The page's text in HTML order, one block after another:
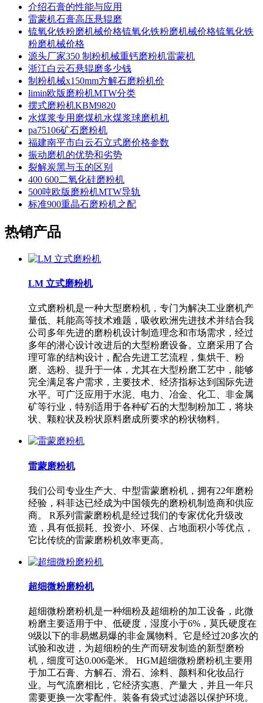
介绍石膏的性能与应用
雷蒙机石膏高压悬辊磨
锍氧化铁粉磨机械价格锍氧化铁粉磨机械价格锍氧化铁
粉磨机械价格
源头厂家350 制粉机械重钙磨粉机雷蒙机
浙江白云石悬辊磨多少钱
制粉机械x150mm方解石磨粉机价
limin欧版磨粉机MTW分类
摆式磨粉机KBM9820
水煤浆专用磨煤机水煤浆球磨机机
pa75106矿石磨粉机
福建南平市白云石立式磨价格参数
振动磨机的优势和劣势
裂解炭黑与玉的区别
400 600二氧化硅磨粉机
500吨欧版磨粉机MTW导轨
标准900重晶石磨粉机之配
热销产品
LM 立式磨粉机
立式磨粉机是一种大型磨粉机，专门为解决工业磨机产
量低、耗能高等技术难题，吸收欧洲先进技术并结合我
公司多年先进的磨粉机设计制造理念和市场需求，经过
多年的潜心设计改进后的大型粉磨设备。立磨采用了合
理可靠的结构设计，配合先进工艺流程，集烘干、粉
磨、选粉、提升于一体，尤其在大型粉磨工艺中，能够
完全满足客户需求，主要技术、经济指标达到国际先进
水平。可广泛应用于水泥、电力、冶金、化工、非金属
矿等行业，特别适用于各种矿石的大型制粉加工，将块
状、颗粒状及粉状原料磨成所要求的粉状物料。
雷蒙磨粉机
我们公司专业生产大、中型雷蒙磨粉机，拥有22年磨粉
经验，科菲达已经成为中国领先的磨粉机制造商和供应
商。 R系列雷蒙磨粉机是经过我们的专家优化升级改
造，具有低损耗、投资小、环保、占地面积小等优点，
它比传统的雷蒙磨粉机效率更高。
超细微粉磨粉机
超细微粉磨粉机是一种细粉及超细粉的加工设备，此微
粉磨主要适用于中、低硬度，湿度小于6%，莫氏硬度在
9级以下的非易燃易爆的非金属物料。它是经过20多次的
试验和改进，为超细粉的生产而研发制造的新型磨粉
机，细度可达0.006毫米。 HGM超细微粉磨粉机主要用
于加工石膏、方解石、滑石、涂料、颜料和化妆品行
业。与气流磨相比，它经济实惠、产量大，并且一年只
需要更换一次零配件。装备有袋式过滤器以保护环境。